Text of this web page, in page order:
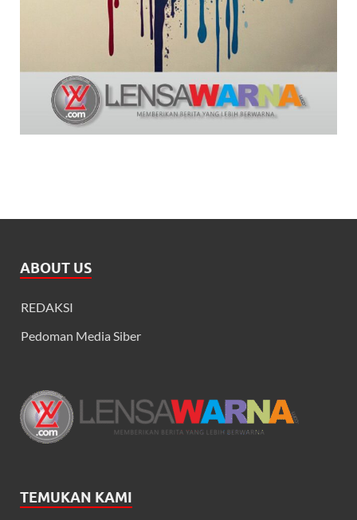
ABOUT US
REDAKSI
Pedoman Media Siber
TEMUKAN KAMI